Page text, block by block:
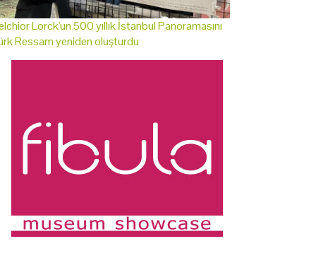
Lorck'un 500 yıllık İstanbul Panoramasını
Ressam yeniden oluşturdu